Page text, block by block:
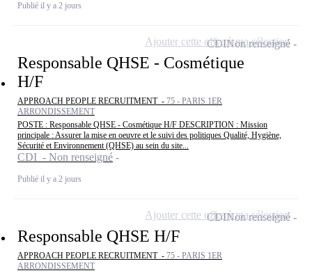
Publié il y a 2 jours
Responsable QHSE - Cosmétique
H/F
APPROACH PEOPLE RECRUITMENT - 75 - PARIS 1ER
ARRONDISSEMENT
POSTE : Responsable QHSE - Cosmétique H/F DESCRIPTION : Mission
principale : Assurer la mise en oeuvre et le suivi des politiques Qualité, Hygiène,
Sécurité et Environnement (QHSE) au sein du site...
CDI - Non renseigné
Publié il y a 2 jours
CDINon renseigné
Ajouter cette offre à ma sélection
Responsable QHSE H/F
APPROACH PEOPLE RECRUITMENT - 75 - PARIS 1ER
ARRONDISSEMENT
CDINon renseigné
Ajouter cette offre à ma sélection